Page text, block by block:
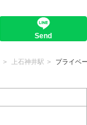
Send
上石神井駅 プライベ